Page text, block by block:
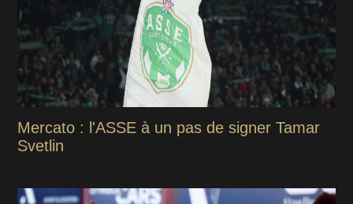
Mercato : l'ASSE à un pas de signer Tamar
Svetlin